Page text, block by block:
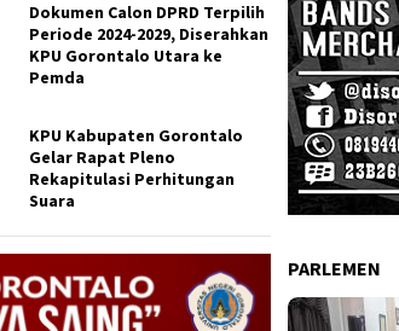
Dokumen Calon DPRD Terpilih
Periode 2024-2029, Diserahkan
KPU Gorontalo Utara ke
Pemda
KPU Kabupaten Gorontalo
Gelar Rapat Pleno
Rekapitulasi Perhitungan
Suara
PARLEMEN